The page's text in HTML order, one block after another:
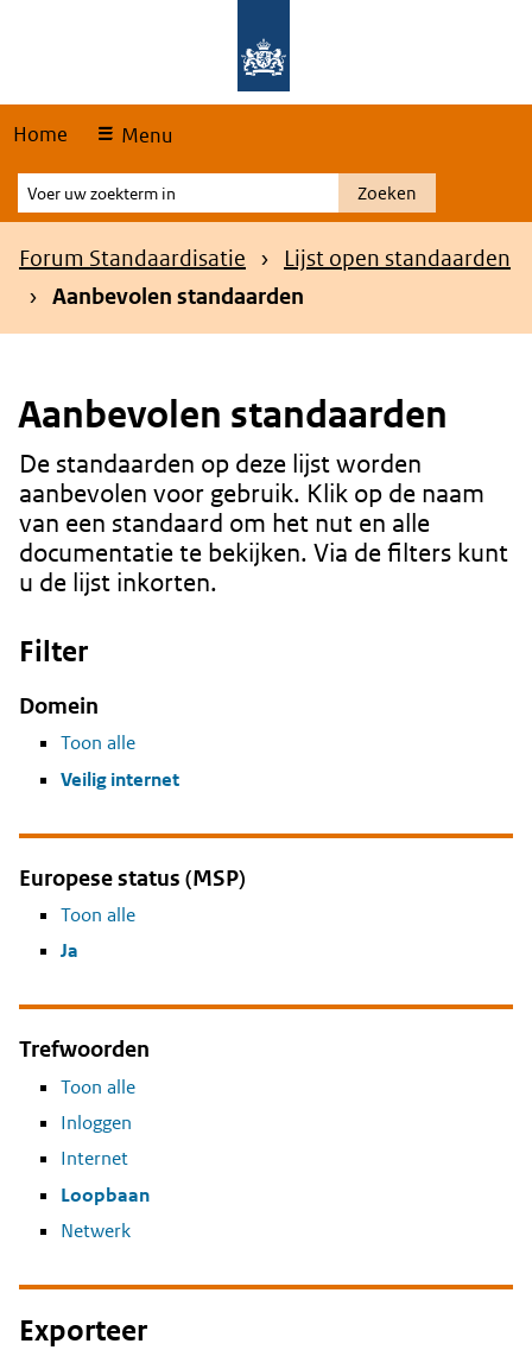
Home Menu
Voer
uw
zoekterm
Zoeken
Kruimelpad
Forum Standaardisatie
Lijst open standaarden
Aanbevolen standaarden
Aanbevolen standaarden
Content
De standaarden op deze lijst worden
aanbevolen voor gebruik. Klik op de naam
van een standaard om het nut en alle
documentatie te bekijken. Via de filters kunt
u de lijst inkorten.
Filter
Domein
Toon alle
Veilig internet
Europese status (MSP)
Toon alle
Ja
Trefwoorden
Toon alle
Inloggen
Internet
Loopbaan
Netwerk
Exporteer